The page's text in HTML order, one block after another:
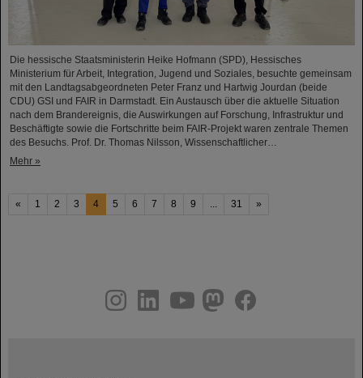
Die hessische Staatsministerin Heike Hofmann (SPD), Hessisches
Ministerium für Arbeit, Integration, Jugend und Soziales, besuchte gemeinsam
mit den Landtagsabgeordneten Peter Franz und Hartwig Jourdan (beide
CDU) GSI und FAIR in Darmstadt. Ein Austausch über die aktuelle Situation
nach dem Brandereignis, die Auswirkungen auf Forschung, Infrastruktur und
Beschäftigte sowie die Fortschritte beim FAIR-Projekt waren zentrale Themen
des Besuchs. Prof. Dr. Thomas Nilsson, Wissenschaftlicher…
Mehr »
« 1 2 3 4 5 6 7 8 9 ... 31 »
youtubehelmholtz.socialfacebook